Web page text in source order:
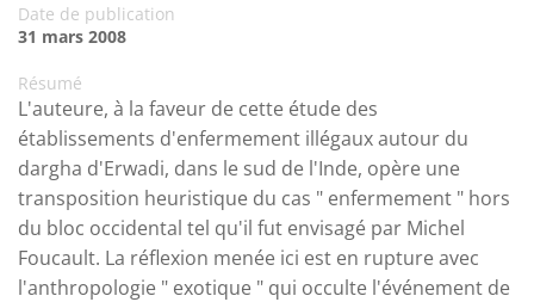
Date de publication
31 mars 2008
Résumé
L'auteure, à la faveur de cette étude des
établissements d'enfermement illégaux autour du
dargha d'Erwadi, dans le sud de l'Inde, opère une
transposition heuristique du cas " enfermement " hors
du bloc occidental tel qu'il fut envisagé par Michel
Foucault. La réflexion menée ici est en rupture avec
l'anthropologie " exotique " qui occulte l'événement de